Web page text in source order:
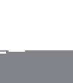
시 확
트